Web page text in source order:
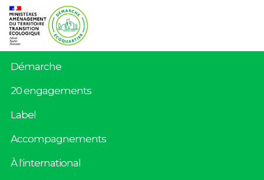
Démarche
20 engagements
Label
Accompagnements
À l'international